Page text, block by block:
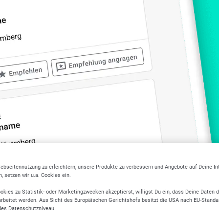
Branchen in Freiburg im
zu erleichtern, unsere Produkte zu verbessern und Angebote auf Deine
setzen wir u.a. Cookies ein.
zu Statistik- oder Marketingzwecken akzeptierst, willigst Du ein, dass Deine Daten
werden. Aus Sicht des Europäischen Gerichtshofs besitzt die USA nach EU-
Datenschutzniveau.